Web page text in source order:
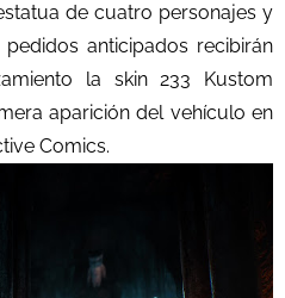
de cuatro personajes y
anticipados recibirán
la skin 233 Kustom
aparición del vehículo en
Comics.